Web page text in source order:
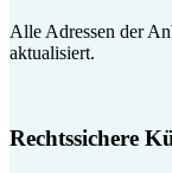
Alle Adressen der
aktualisiert.
Rechtssichere